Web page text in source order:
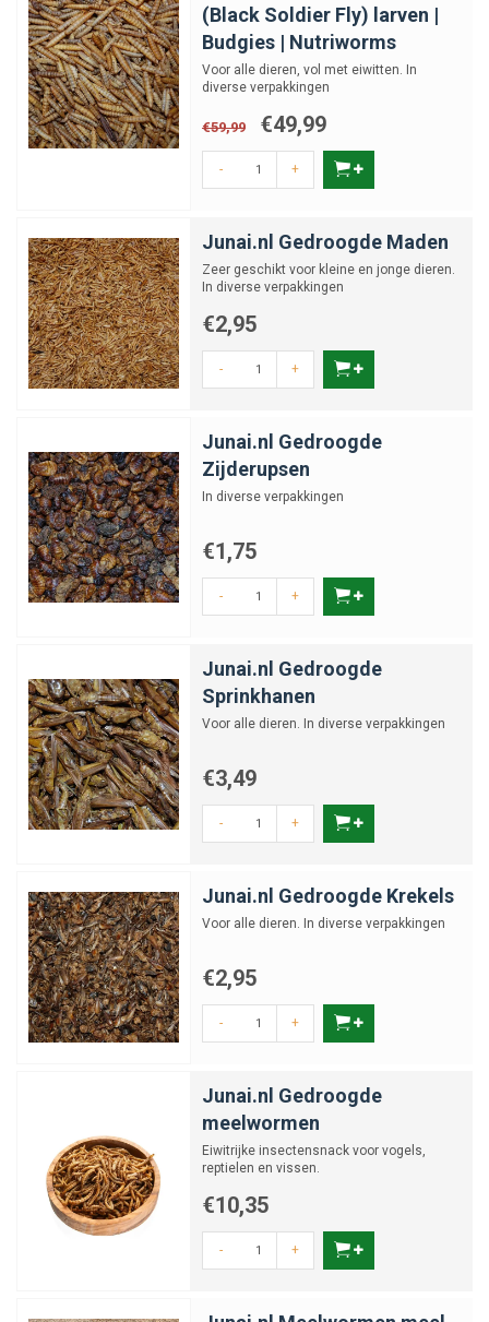
Voertips
Bied insecten en wormen met mate aan als aanvulling op volledig voer
zoals legkorrels of legmeel. Strooi ze door het hok of de uitloop om het
natuurlijke zoekgedrag van kippen te stimuleren. Zorg daarnaast altijd
voor vers drinkwater en voldoende grit voor een gezonde spijsvertering.
gedroogde insecten en wormenverwen je jouw kippen op een
natuurlijke manier, terwijl je tegelijkertijd hun gezondheid en vitaliteit
(Black Soldier Fly) larven |
Budgies | Nutriworms
Voor alle dieren, vol met eiwitten. In
diverse verpakkingen
€59,99 €49,99
- +
Junai.nl Gedroogde Maden
Zeer geschikt voor kleine en jonge dieren.
In diverse verpakkingen
€2,95
- +
Junai.nl Gedroogde
Zijderupsen
In diverse verpakkingen
€1,75
- +
Junai.nl Gedroogde
Sprinkhanen
Voor alle dieren. In diverse verpakkingen
€3,49
- +
Junai.nl Gedroogde Krekels
Voor alle dieren. In diverse verpakkingen
€2,95
- +
Junai.nl Gedroogde
meelwormen
Eiwitrijke insectensnack voor vogels,
reptielen en vissen.
€10,35
- +